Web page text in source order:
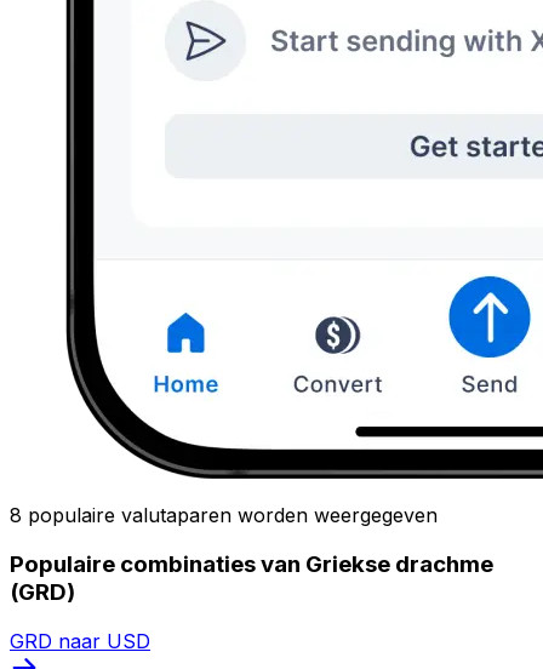
8 populaire valutaparen worden weergegeven
Populaire combinaties van Griekse drachme
(GRD)
GRD naar USD